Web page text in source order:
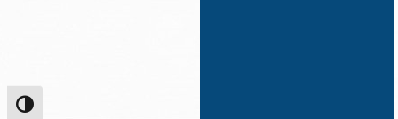
Alternar alto contraste